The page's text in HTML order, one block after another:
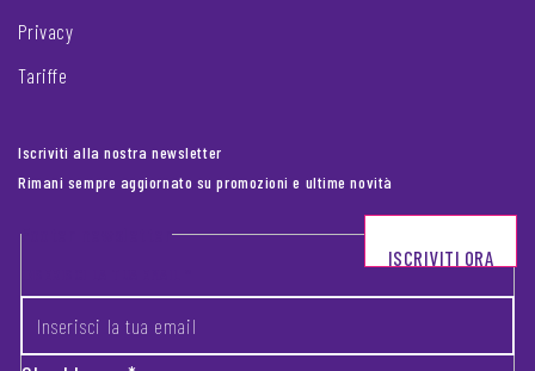
Privacy
Tariffe
Iscriviti alla nostra newsletter
Rimani sempre aggiornato su promozioni e ultime novità
Footer newsletter
ISCRIVITI ORA